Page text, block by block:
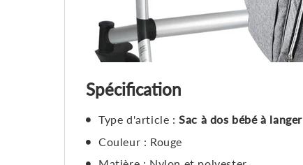
Spécification
Type d'article :Sac à dos bébé à langer
Couleur : Rouge